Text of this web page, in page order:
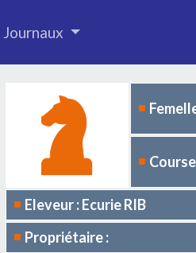
Journaux
Eleveur : Ecurie RIB
Propriétaire :